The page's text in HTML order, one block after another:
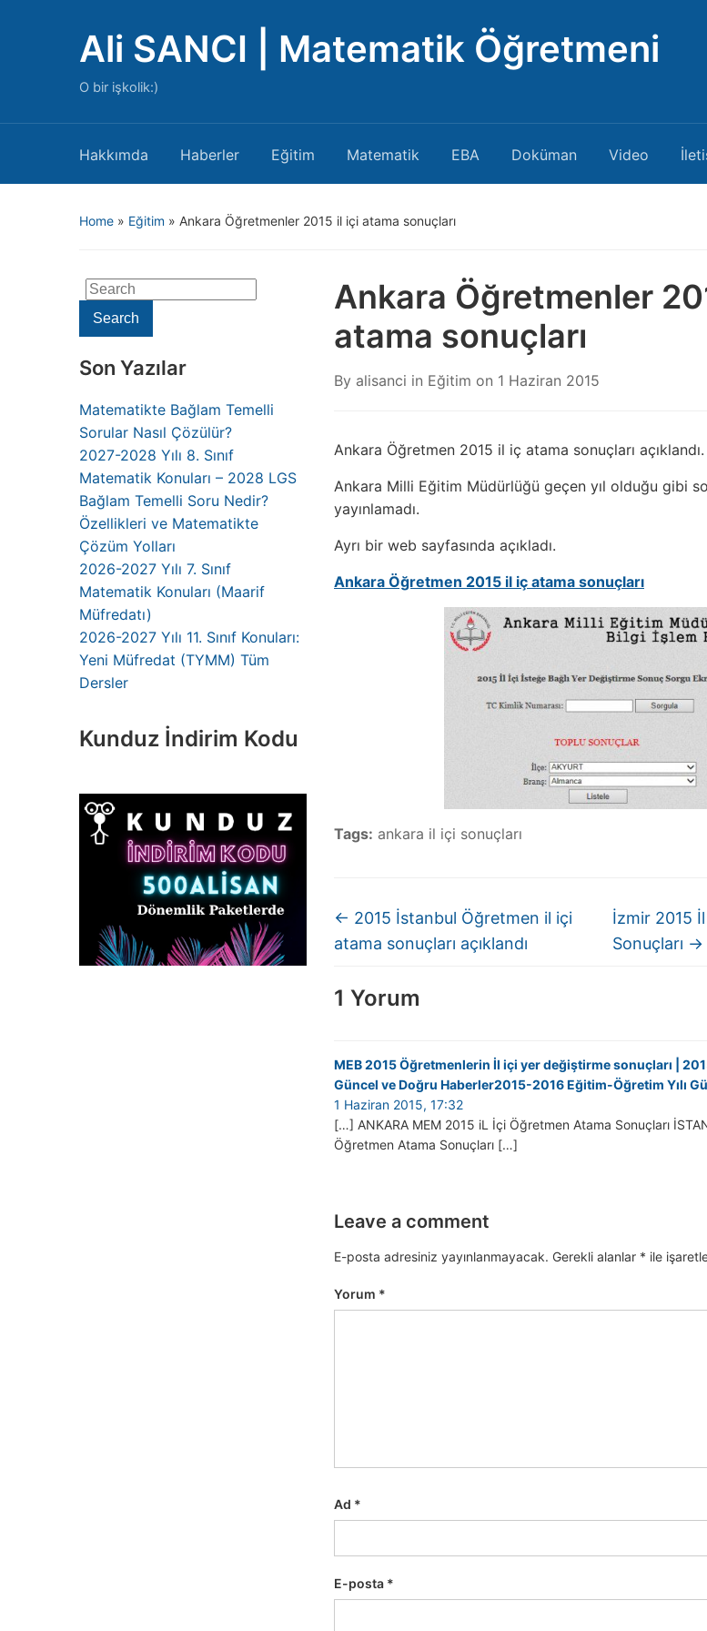
Ali SANCI | Matematik Öğretmeni
O bir işkolik:)
Hakkımda Haberler Eğitim Matematik EBA Doküman Video
Home » Eğitim » Ankara Öğretmenler 2015 il içi atama sonuçları
Search
for:Search
Son Yazılar
Matematikte Bağlam Temelli
Sorular Nasıl Çözülür?
2027-2028 Yılı 8. Sınıf
Matematik Konuları – 2028 LGS
Bağlam Temelli Soru Nedir?
Özellikleri ve Matematikte
Çözüm Yolları
2026-2027 Yılı 7. Sınıf
Matematik Konuları (Maarif
Müfredatı)
2026-2027 Yılı 11. Sınıf Konuları:
Yeni Müfredat (TYMM) Tüm
Dersler
Kunduz İndirim Kodu
Ankara Öğretmenler
atama sonuçları
By alisanci in Eğitim on 1 Haziran 2015
Ankara Öğretmen 2015 il iç atama sonuçları açıklandı.
Ankara Milli Eğitim Müdürlüğü geçen yıl olduğu gibi
yayınlamadı.
Ayrı bir web sayfasında açıkladı.
Ankara Öğretmen 2015 il iç atama sonuçları
Tags: ankara il içi sonuçları
← 2015 İstanbul Öğretmen il içi
atama sonuçları açıklandı
İzmir 2015
Sonuçları →
1 Yorum
MEB 2015 Öğretmenlerin İl içi yer değiştirme sonuçları |
Güncel ve Doğru Haberler2015-2016 Eğitim-Öğretim Yılı
1 Haziran 2015, 17:32
[…] ANKARA MEM 2015 iL İçi Öğretmen Atama Sonuçları
Öğretmen Atama Sonuçları […]
Leave a comment
E-posta adresiniz yayınlanmayacak. Gerekli alanlar * ile
Yorum *
Ad *
E-posta *